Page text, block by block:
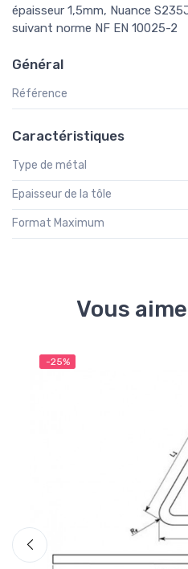
épaisseur 1,5mm, Nuance
suivant norme NF EN 10025-2
Général
Référence
Caractéristiques
Type de métal
Epaisseur de la tôle
Format Maximum
Vous
-25%